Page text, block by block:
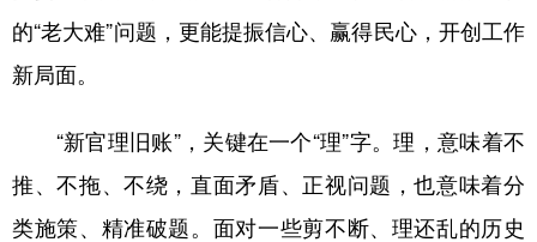
新疆 内蒙古 黑龙江
English Español Français عربى
Русский язык 日本語 한국어
的“老大难”问题，更能提振信心、赢得民心，开创工作
新局面。
“新官理旧账”，关键在一个“理”字。理，意味着不
推、不拖、不绕，直面矛盾、正视问题，也意味着分
类施策、精准破题。面对一些剪不断、理还乱的历史